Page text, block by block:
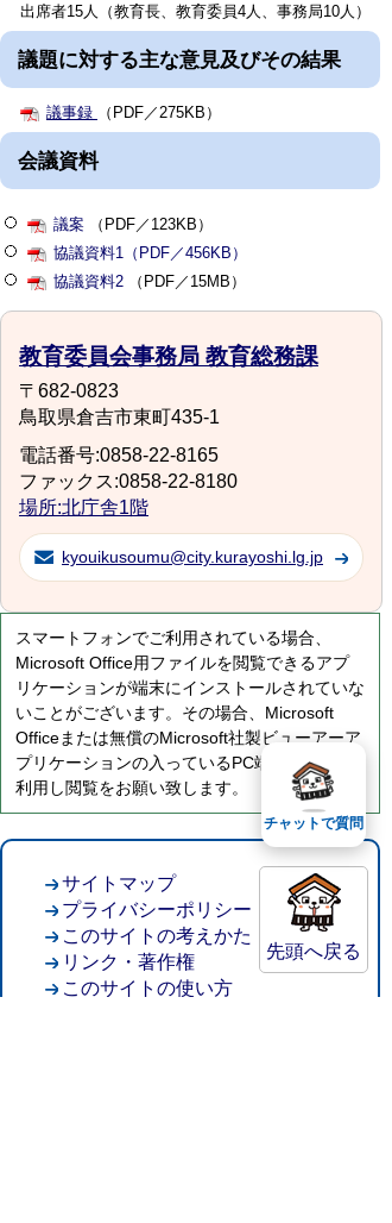
出席者15人（教育長、教育委員4人、事務局10人）
議題に対する主な意見及びその結果
議事録 （PDF／275KB）
会議資料
議案
（PDF／123KB）
協議資料1（PDF／456KB）
協議資料2
（PDF／15MB）
教育委員会事務局 教育総務課
〒682-0823
鳥取県倉吉市東町435-1
電話番号:0858-22-8165
ファックス:0858-22-8180
場所:北庁舎1階
kyouikusoumu@city.kurayoshi.lg.jp
スマートフォンでご利用されている場合、
Microsoft Office用ファイルを閲覧できるアプ
リケーションが端末にインストールされていな
いことがございます。その場合、Microsoft
Officeまたは無償のMicrosoft社製ビューアーア
プリケーションの入っているPC端末などをご
利用し閲覧をお願い致します。
先頭へ戻る
サイトマップ
プライバシーポリシー
このサイトの考えかた
リンク・著作権
このサイトの使い方
チャットで質問